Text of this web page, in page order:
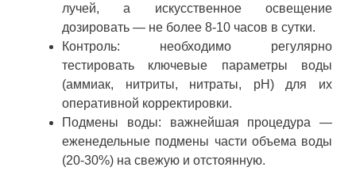
лучей, а искусственное освещение
дозировать — не более 8-10 часов в сутки.
Контроль: необходимо регулярно
тестировать ключевые параметры воды
(аммиак, нитриты, нитраты, pH) для их
оперативной корректировки.
Подмены воды: важнейшая процедура —
еженедельные подмены части объема воды
(20-30%) на свежую и отстоянную.